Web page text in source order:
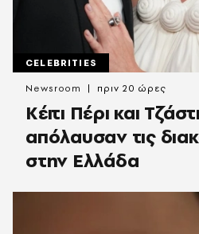
CELEBRITIES
Κέιτι Πέρι και
απόλαυσαν τις
στην Ελλάδα
Newsroom πριν 20 ώρες